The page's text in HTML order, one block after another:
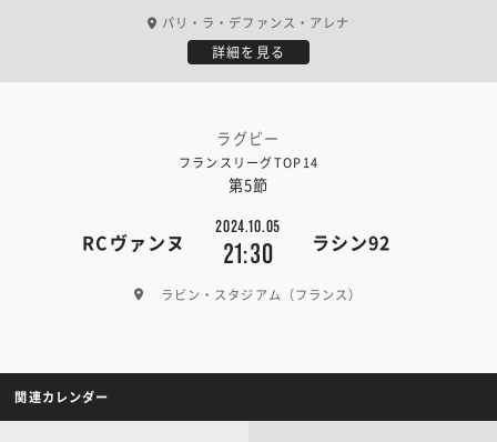
パリ・ラ・デファンス・アレナ
詳細を見る
ラグビー
フランスリーグTOP14
第5節
RCヴァンヌ
2024.10.05
21:30 ラシン92
ラビン・スタジアム（フランス）
関連カレンダー